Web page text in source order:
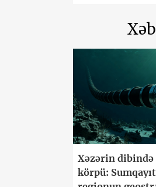
Xəzərin dibində
körpü: